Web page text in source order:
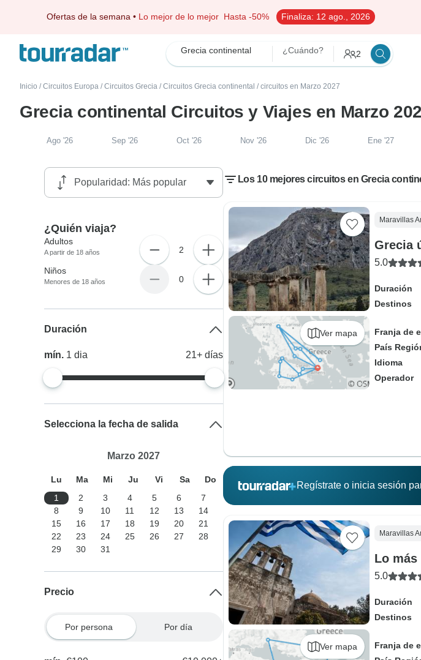
Ofertas de la semana • Lo mejor de lo mejor Hasta -50% Finaliza: 12 ago., 2026
Grecia continental ¿Cuándo? 2
Inicio / Circuitos Europa / Circuitos Grecia / Circuitos Grecia continental / circuitos en Marzo 2027
Grecia continental Circuitos y Viajes en Marzo
Ago '26 Sep '26 Oct '26 Nov '26 Dic '26 Ene '27
Los 10 mejores circuitos en Grecia
Ver mapa
Maravillas
Grecia
5.0
Duración
Destinos
Franja de
País
Idioma
Operador
Regístrate o inicia sesión
Ver mapa
Maravillas
Lo más
5.0
Duración
Destinos
Franja de
¿Quién viaja?
Adultos
A partir de 18 años 2
Niños
Menores de 18 años 0
Duración
mín. 1dia 21+ días
Selecciona la fecha de salida
Marzo 2027
Lu Ma Mi Ju Vi Sa
Do
1
2 3 4 5 6
7
8
9 10 11 12 13
14
15
16 17 18 19 20
21
22
23 24 25 26 27
28
29
30 31
Precio
Por persona Por día